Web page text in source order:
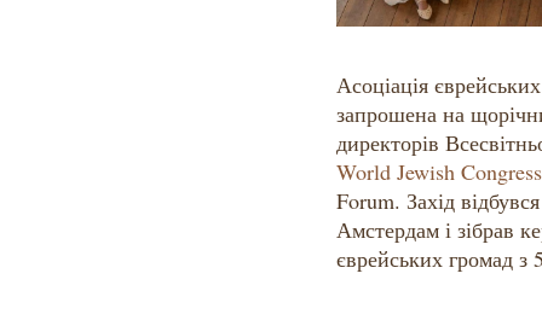
Асоціація
запрошена на
директорів
World Jewish
Forum. Захід
Амстердам і зібрав
єврейських громад з